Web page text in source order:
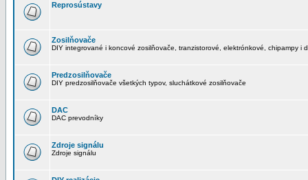
Reprosústavy
Zosilňovače
DIY integrované i koncové zosilňovače, tranzistorové, elektrónkové, chipampy i
Predzosilňovače
DIY predzosilňovače všetkých typov, sluchátkové zosilňovače
DAC
DAC prevodníky
Zdroje signálu
Zdroje signálu